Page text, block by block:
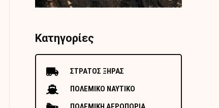
Κατηγορίες
ΣΤΡΑΤΟΣ ΞΗΡΑΣ
ΠΟΛΕΜΙΚΟ ΝΑΥΤΙΚΟ